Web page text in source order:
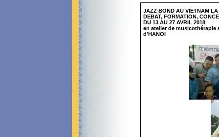
JAZZ BOND AU VIETNAM
DEBAT, FORMATION,
DU 13 AU 27 AVRIL 2018
en atelier de musicothérapie
d'HANOI